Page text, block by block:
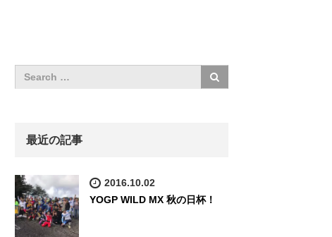
最近の記事
2016.10.02
YOGP WILD MX 秋の日杯！